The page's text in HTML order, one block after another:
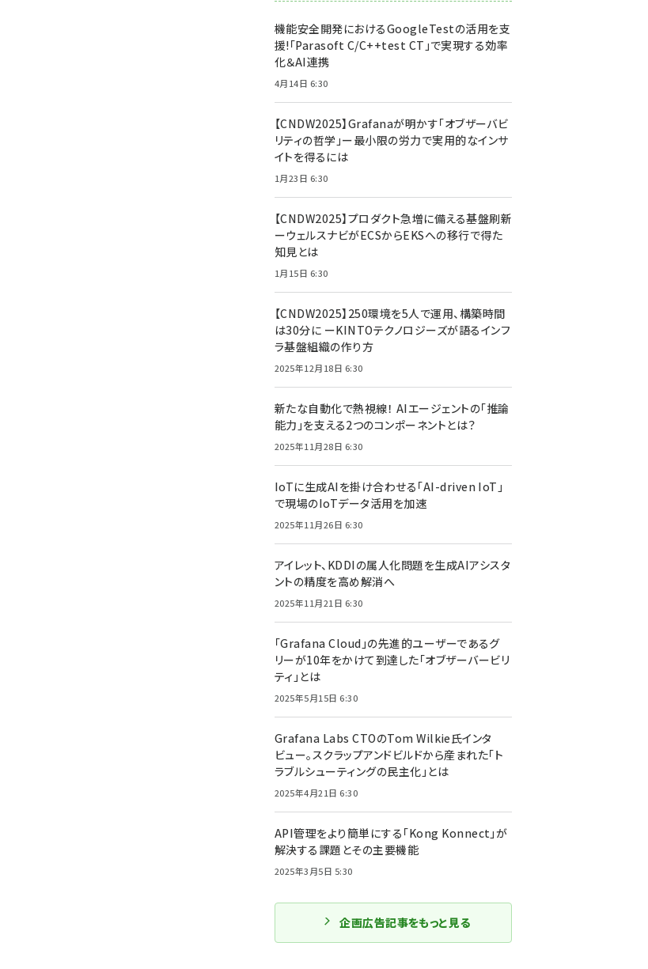
機能安全開発におけるGoogleTestの活用を支
援!「Parasoft C/C++test CT」で実現する効率
化＆AI連携
4月14日 6:30
【CNDW2025】Grafanaが明かす「オブザーバビ
リティの哲学」ー最小限の労力で実用的なインサ
イトを得るには
1月23日 6:30
【CNDW2025】プロダクト急増に備える基盤刷新
ーウェルスナビがECSからEKSへの移行で得た
知見とは
1月15日 6:30
【CNDW2025】250環境を5人で運用、構築時間
は30分に ーKINTOテクノロジーズが語るインフ
ラ基盤組織の作り方
2025年12月18日 6:30
新たな自動化で熱視線！ AIエージェントの「推論
能力」を支える2つのコンポーネントとは？
2025年11月28日 6:30
IoTに生成AIを掛け合わせる「AI-driven IoT」
で現場のIoTデータ活用を加速
2025年11月26日 6:30
アイレット、KDDIの属人化問題を生成AIアシスタ
ントの精度を高め解消へ
2025年11月21日 6:30
「Grafana Cloud」の先進的ユーザーであるグ
リーが10年をかけて到達した「オブザーバービリ
ティ」とは
2025年5月15日 6:30
Grafana Labs CTOのTom Wilkie氏インタ
ビュー。スクラップアンドビルドから産まれた「ト
ラブルシューティングの民主化」とは
2025年4月21日 6:30
API管理をより簡単にする「Kong Konnect」が
解決する課題とその主要機能
2025年3月5日 5:30
企画広告記事をもっと見る